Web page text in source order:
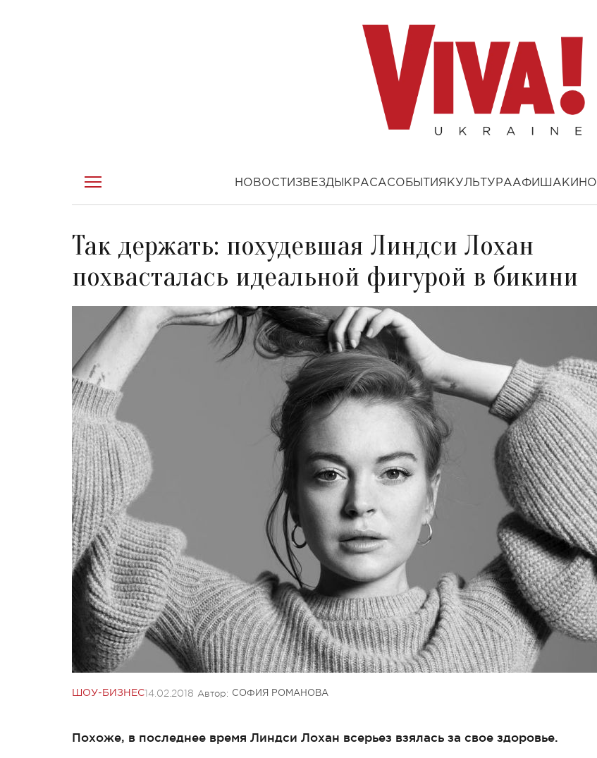
НОВОСТИ ЗВЕЗДЫ КРАСАСОБЫТИЯ КУЛЬТУРААФИША КИНО
Так держать: похудевшая Линдси Лохан
похвасталась идеальной фигурой в бикини
ШОУ-БИЗНЕС14.02.2018 Автор: СОФИЯ РОМАНОВА
Похоже, в последнее время Линдси Лохан всерьез взялась за свое здоровье.